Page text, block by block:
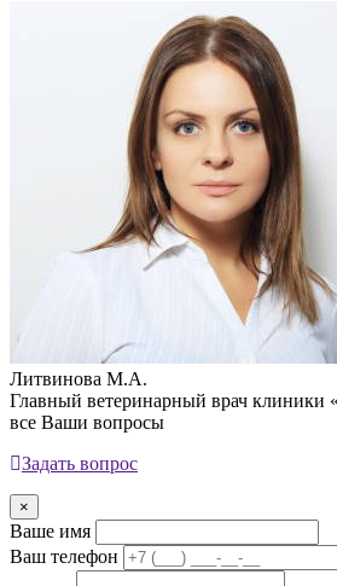
Литвинова М.А.
Главный ветеринарный врач клиники
все Ваши вопросы
Задать вопрос
×
Ваше имя
Ваш телефон